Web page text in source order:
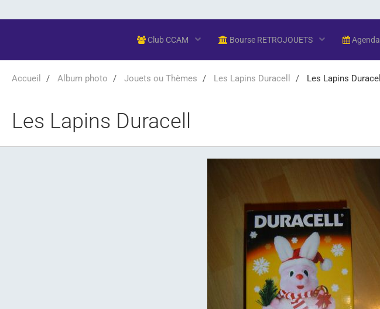
Club CCAM Bourse RETROJOUETS Agenda
Accueil Album photo Jouets ou Thèmes Les Lapins Duracell Les Lapins Duracell
Les Lapins Duracell